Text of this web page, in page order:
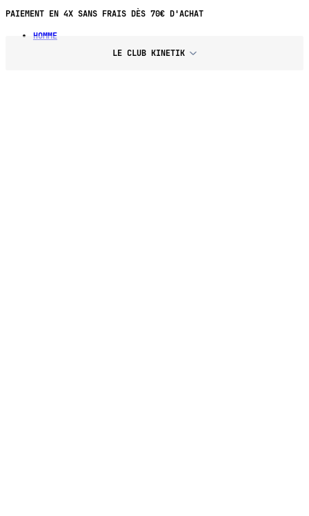
PAIEMENT EN 4X SANS FRAIS DÈS 70€ D'ACHAT
HOMME
LE CLUB KINETIK